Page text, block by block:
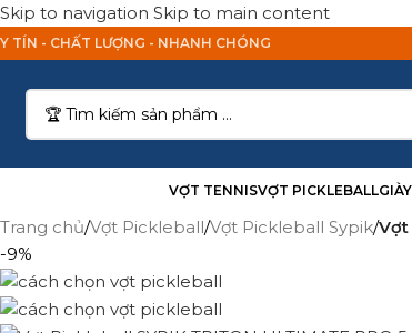
Skip to navigation Skip to main content
TÍN - CHẤT LƯỢNG - NHANH CHÓNG
VỢT TENNISVỢT PICKLEBALL
Trang chủ/Vợt Pickleball/Vợt Pickleball Sypik/Vợt
-9%